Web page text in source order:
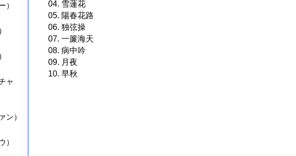
）
ャ
ン）
）
04. 雪蓮花
05. 陽春花路
06. 独弦操
07. 一簾海天
08. 病中吟
09. 月夜
10. 早秋